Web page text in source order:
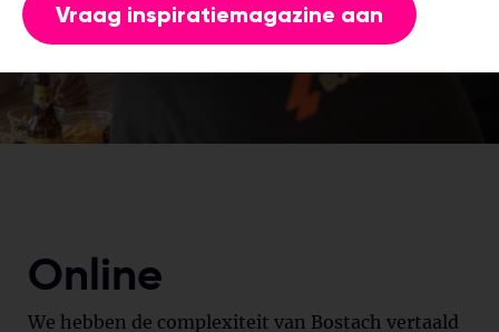
Online
We hebben de complexiteit van Bostach vertaald
Vraag inspiratiemagazine aan